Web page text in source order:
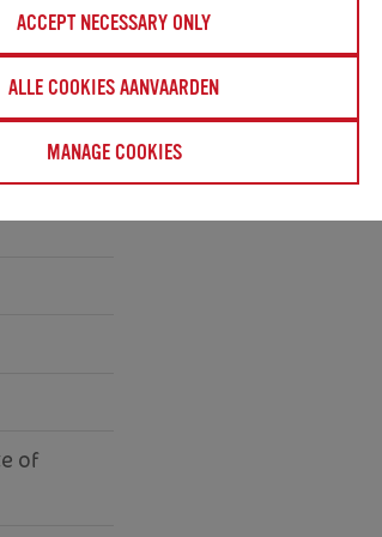
of
ACCEPT NECESSARY ONLY
ALLE COOKIES AANVAARDEN
MANAGE COOKIES